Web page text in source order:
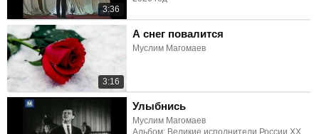
3:36
3:16
А снег повалится
Муслим Магомаев
Улыбнись
Муслим Магомаев
Альбом: Великие исполнители России ХХ